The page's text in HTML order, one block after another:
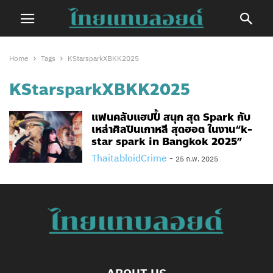
Home Tags KStarsparkXBKK2025
KStarsparkXBKK2025
แฟนคลับแฮปปี้ สนุก สุด Spark กับ
เหล่าศิลปินเกาหลี สุดฮอต ในงาน“k-
star spark in Bangkok 2025”
ThaitabloidCrime - 25 ก.พ. 2025